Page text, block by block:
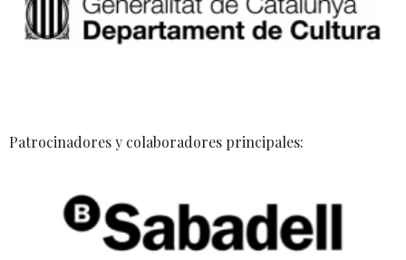
Patrocinadores y colaboradores principales: